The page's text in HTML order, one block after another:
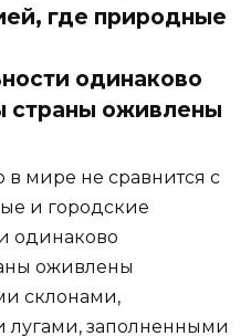
где природные
одинаково
страны оживлены
мире не сравнится с
и городские
одинаково
оживлены
склонами,
лугами, заполненными